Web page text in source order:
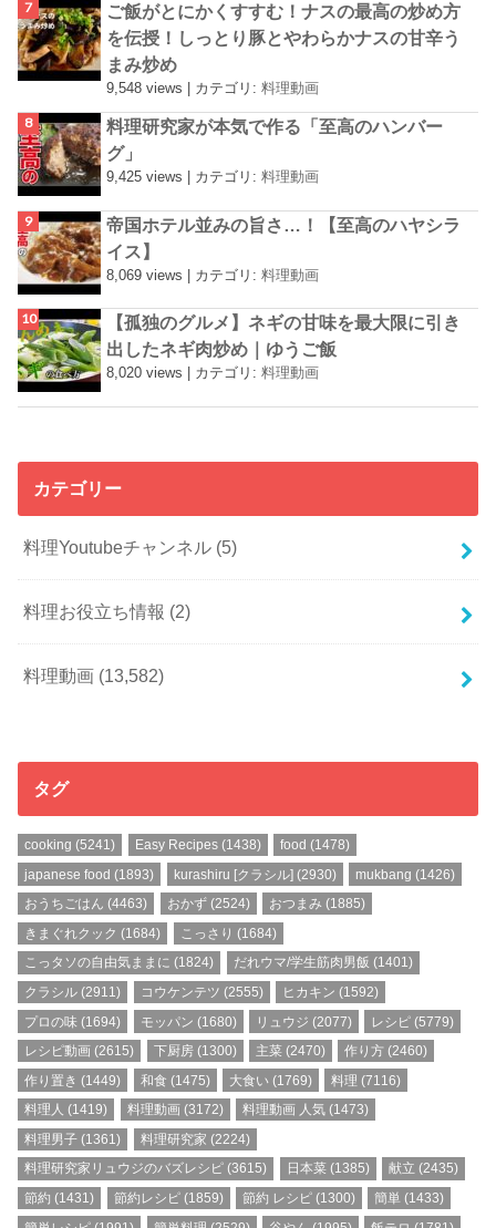
ご飯がとにかくすすむ！ナスの最高の炒め方
を伝授！しっとり豚とやわらかナスの甘辛う
まみ炒め
9,548 views カテゴリ:料理動画
料理研究家が本気で作る「至高のハンバー
グ」
9,425 views カテゴリ:料理動画
帝国ホテル並みの旨さ…！【至高のハヤシラ
イス】
8,069 views カテゴリ:料理動画
【孤独のグルメ】ネギの甘味を最大限に引き
出したネギ肉炒め｜ゆうご飯
8,020 views カテゴリ:料理動画
カテゴリー
料理Youtubeチャンネル (5)
料理お役立ち情報 (2)
料理動画 (13,582)
タグ
cooking (5241) Easy Recipes(1438) food (1478)
japanese food (1893) kurashiru [クラシル](2930) mukbang (1426)
おうちごはん (4463) おかず(2524) おつまみ (1885)
きまぐれクック (1684) こっさり (1684)
こっタソの自由気ままに (1824) だれウマ/学生筋肉男飯 (1401)
クラシル (2911) コウケンテツ (2555) ヒカキン (1592)
プロの味 (1694) モッパン (1680) リュウジ (2077) レシピ (5779)
レシピ動画 (2615) 下厨房(1300) 主菜(2470) 作り方 (2460)
作り置き (1449) 和食 (1475) 大食い(1769) 料理 (7116)
料理人 (1419) 料理動画(3172) 料理動画 人気(1473)
料理男子 (1361) 料理研究家 (2224)
料理研究家リュウジのバズレシピ (3615) 日本菜(1385) 献立 (2435)
節約 (1431) 節約レシピ(1859) 節約 レシピ(1300) 簡単 (1433)